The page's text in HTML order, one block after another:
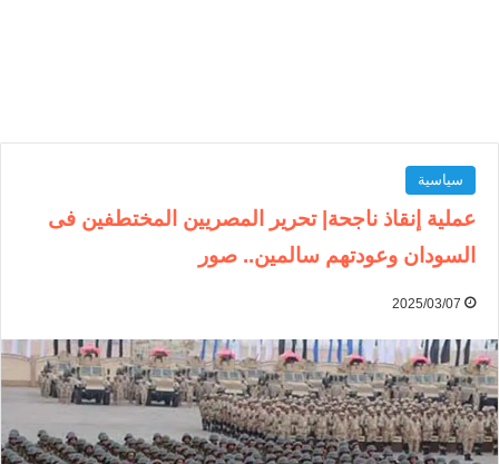
سياسية
عملية إنقاذ ناجحة| تحرير المصريين المختطفين فى
السودان وعودتهم سالمين.. صور
2025/03/07